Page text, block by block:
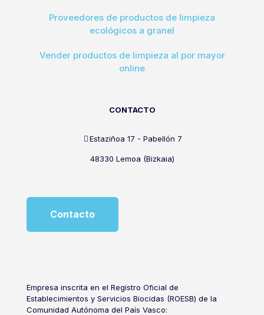
Proveedores de productos de limpieza
ecológicos a granel
Vender productos de limpieza al por mayor
online
CONTACTO
Estaziñoa 17 - Pabellón 7
48330 Lemoa (Bizkaia)
Contacto
Empresa inscrita en el Registro Oficial de
Establecimientos y Servicios Biocidas (ROESB) de la
Comunidad Autónoma del País Vasco: